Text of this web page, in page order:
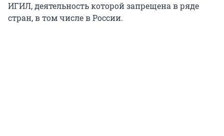
ИГИЛ, деятельность которой запрещена в ряде
стран, в том числе в России.